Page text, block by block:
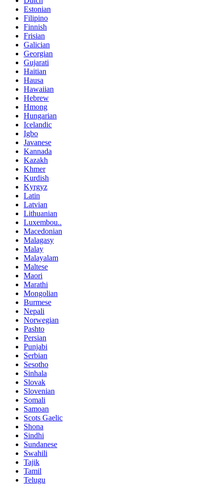
Estonian
Filipino
Finnish
Frisian
Galician
Georgian
Gujarati
Haitian
Hausa
Hawaiian
Hebrew
Hmong
Hungarian
Icelandic
Igbo
Javanese
Kannada
Kazakh
Khmer
Kurdish
Kyrgyz
Latin
Latvian
Lithuanian
Luxembou..
Macedonian
Malagasy
Malay
Malayalam
Maltese
Maori
Marathi
Mongolian
Burmese
Nepali
Norwegian
Pashto
Persian
Punjabi
Serbian
Sesotho
Sinhala
Slovak
Slovenian
Somali
Samoan
Scots Gaelic
Shona
Sindhi
Sundanese
Swahili
Tajik
Tamil
Telugu